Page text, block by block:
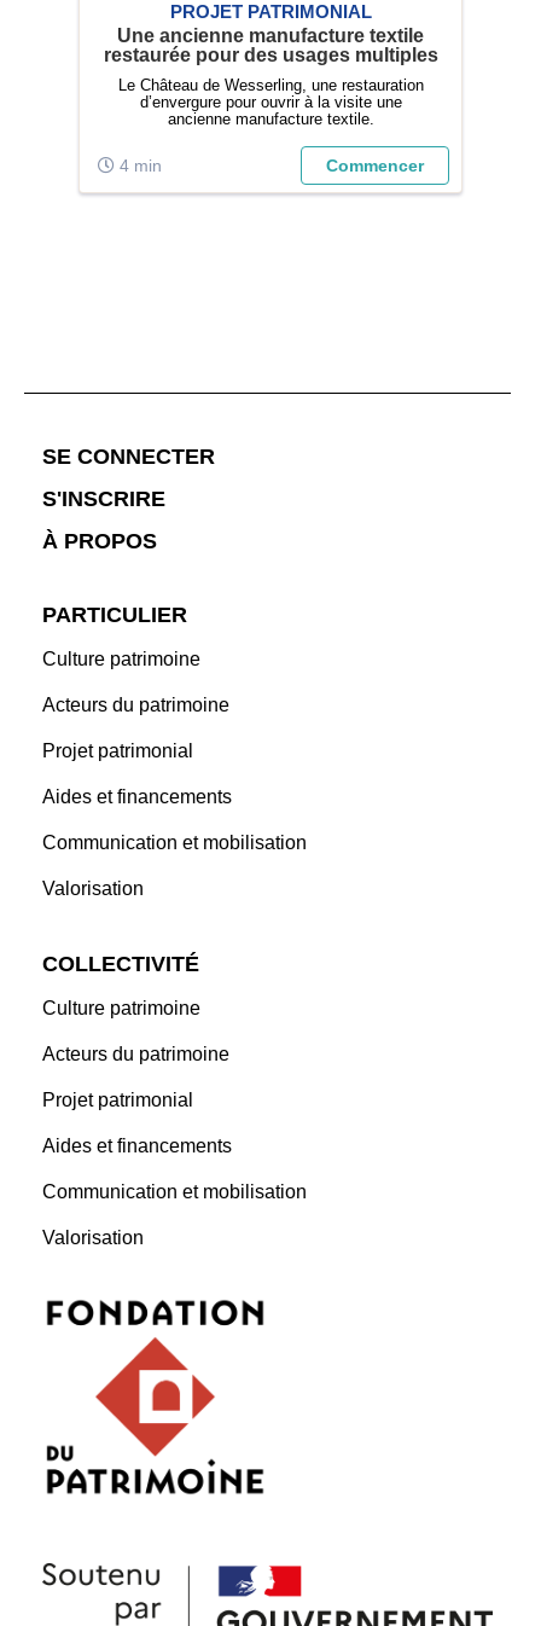
PROJET PATRIMONIAL
Une ancienne manufacture textile
restaurée pour des usages multiples
Le Château de Wesserling, une restauration
d’envergure pour ouvrir à la visite une
ancienne manufacture textile.
4 min Commencer
SE CONNECTER
S'INSCRIRE
À PROPOS
PARTICULIER
Culture patrimoine
Acteurs du patrimoine
Projet patrimonial
Aides et financements
Communication et mobilisation
Valorisation
COLLECTIVITÉ
Culture patrimoine
Acteurs du patrimoine
Projet patrimonial
Aides et financements
Communication et mobilisation
Valorisation